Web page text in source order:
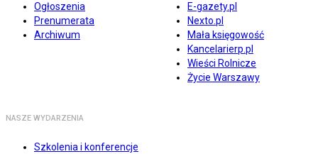
Ogłoszenia
Prenumerata
Archiwum
E-gazety.pl
Nexto.pl
Mała księgowość
Kancelarierp.pl
Wieści Rolnicze
Życie Warszawy
NASZE WYDARZENIA
Szkolenia i konferencje